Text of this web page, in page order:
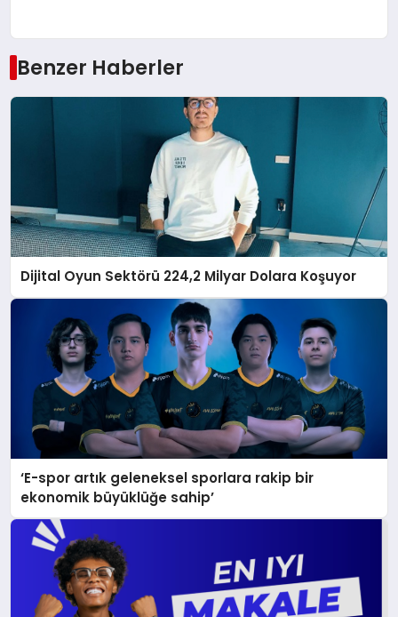
Benzer Haberler
Dijital Oyun Sektörü 224,2 Milyar Dolara Koşuyor
‘E-spor artık geleneksel sporlara rakip bir
ekonomik büyüklüğe sahip’